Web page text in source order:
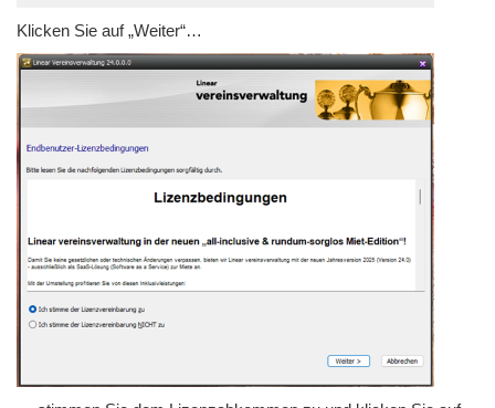
Klicken Sie auf „Weiter“…